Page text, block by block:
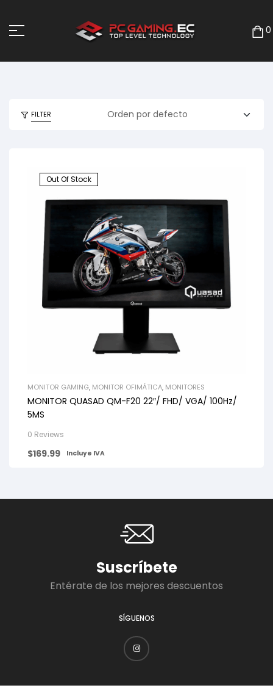
0
FILTER
Out Of Stock
MONITOR GAMING, MONITOR OFIMÁTICA, MONITORES
MONITOR QUASAD QM-F20 22″/ FHD/ VGA/ 100Hz/
5MS
0 Reviews
$169.99 Incluye IVA
Suscríbete
Entérate de los mejores descuentos
SÍGUENOS